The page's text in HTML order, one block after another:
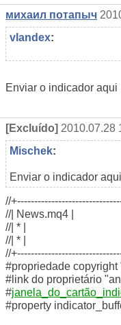
михаил потапыч
vlandex:
Enviar o indicador aqui
[Excluído] 2010.07.28
Mischek:
Enviar o indicador aqui
//
//| News.mq4 |
//| * |
//| * |
//
#propriedade
#link do proprietário
#
#property